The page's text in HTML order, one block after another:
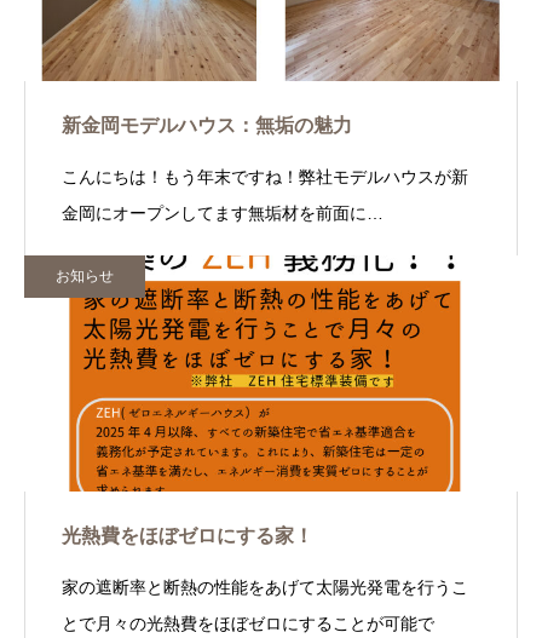
新金岡モデルハウス：無垢の魅力
こんにちは！もう年末ですね！弊社モデルハウスが新
金岡にオープンしてます無垢材を前面に…
お知らせ
光熱費をほぼゼロにする家！
家の遮断率と断熱の性能をあげて太陽光発電を行うこ
とで月々の光熱費をほぼゼロにすることが可能で